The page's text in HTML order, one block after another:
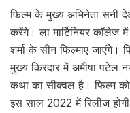
फिल्म के मुख्य अभिनेता
करेंगे। ला मार्टिनियर कॉलेज
शर्मा के सीन फिल्माए
मुख्य किरदार में अमीषा पटेल
कथा का सीक्वल है। फिल्म
इस साल 2022 में रिलीज